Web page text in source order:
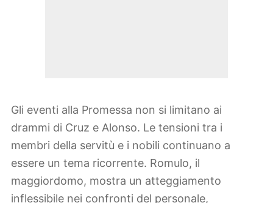
Gli eventi alla Promessa non si limitano ai
drammi di Cruz e Alonso. Le tensioni tra i
membri della servitù e i nobili continuano a
essere un tema ricorrente. Romulo, il
maggiordomo, mostra un atteggiamento
inflessibile nei confronti del personale,